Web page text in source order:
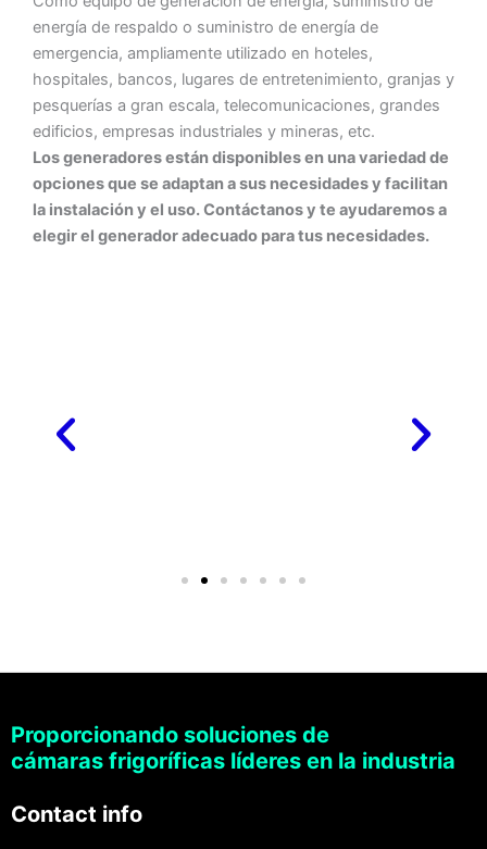
energía de respaldo o suministro de energía de
emergencia, ampliamente utilizado en hoteles,
hospitales, bancos, lugares de entretenimiento, granjas y
pesquerías a gran escala, telecomunicaciones, grandes
edificios, empresas industriales y mineras, etc.
Los generadores están disponibles en una variedad de
opciones que se adaptan a sus necesidades y facilitan
la instalación y el uso. Contáctanos y te ayudaremos a
elegir el generador adecuado para tus necesidades.
Proporcionando soluciones de
cámaras frigoríficas líderes en la industria
Contact info